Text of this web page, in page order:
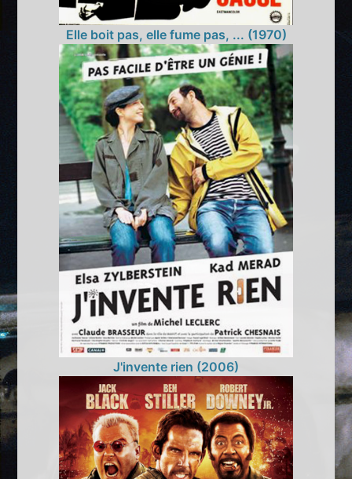
Elle boit pas, elle fume pas, ... (1970)
J'invente rien (2006)